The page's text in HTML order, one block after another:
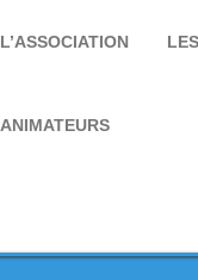
L’ASSOCIATION
ANIMATEURS